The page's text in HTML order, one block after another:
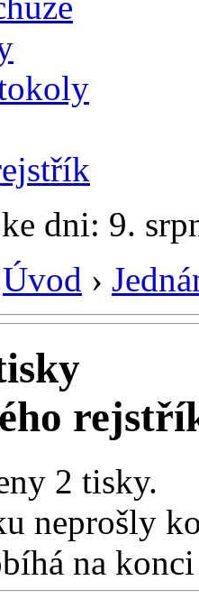
dni: 9.
Úvod ›
2 tisky.
neprošly
na